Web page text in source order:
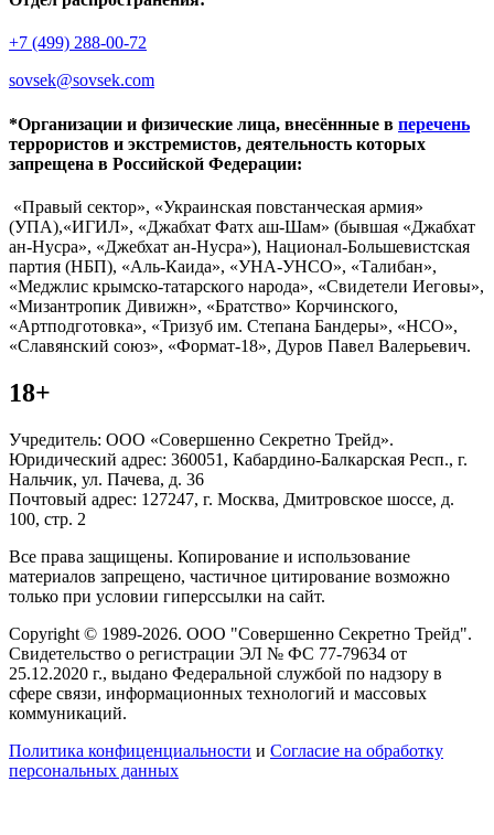
+7 (499) 288-00-72
sovsek@sovsek.com
*Организации и физические лица, внесённные в перечень
террористов и экстремистов, деятельность которых
запрещена в Российской Федерации:
«Правый сектор», «Украинская повстанческая армия»
(УПА),«ИГИЛ», «Джабхат Фатх аш-Шам» (бывшая «Джабхат
ан-Нусра», «Джебхат ан-Нусра»), Национал-Большевистская
партия (НБП), «Аль-Каида», «УНА-УНСО», «Талибан»,
«Меджлис крымско-татарского народа», «Свидетели Иеговы»,
«Мизантропик Дивижн», «Братство» Корчинского,
«Артподготовка», «Тризуб им. Степана Бандеры», «НСО»,
«Славянский союз», «Формат-18», Дуров Павел Валерьевич.
18+
Учредитель: ООО «Совершенно Секретно Трейд».
Юридический адрес: 360051, Кабардино-Балкарская Респ., г.
Нальчик, ул. Пачева, д. 36
Почтовый адрес: 127247, г. Москва, Дмитровское шоссе, д.
100, стр. 2
Все права защищены. Копирование и использование
материалов запрещено, частичное цитирование возможно
только при условии гиперссылки на сайт.
Copyright © 1989-2026. ООО "Совершенно Секретно Трейд".
Свидетельство о регистрации ЭЛ № ФС 77-79634 от
25.12.2020 г., выдано Федеральной службой по надзору в
сфере связи, информационных технологий и массовых
коммуникаций.
Политика конфиценциальности и Согласие на обработку
персональных данных